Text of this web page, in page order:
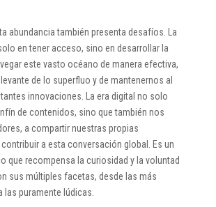
abundancia también presenta desafíos. La
en tener acceso, sino en desarrollar la
este vasto océano de manera efectiva,
de lo superfluo y de mantenernos al
innovaciones. La era digital no solo
de contenidos, sino que también nos
a compartir nuestras propias
a esta conversación global. Es un
que recompensa la curiosidad y la voluntad
sus múltiples facetas, desde las más
las puramente lúdicas.